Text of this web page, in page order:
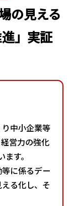
の見える
」実証
中小企業等
営力の強化
す。
に係るデー
る化し、そ